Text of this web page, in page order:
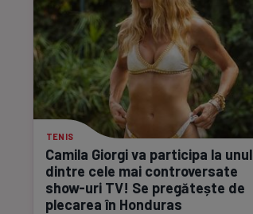
TENIS
Camila Giorgi va participa la unul
dintre cele mai controversate
show-uri TV! Se pregătește de
plecarea în Honduras